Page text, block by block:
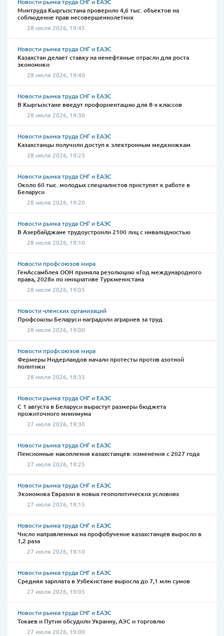
Минтруда Кыргызстана проверило 4,6 тыс. объектов на
соблюдение прав несовершеннолетних
28 июля 2026, 19:45
Новости рынка труда СНГ и ЕАЭС
Казахстан делает ставку на ненефтяные отрасли для роста
экономики
28 июля 2026, 19:40
Новости рынка труда СНГ и ЕАЭС
В Кыргызстане введут профориентацию для 8-х классов
28 июля 2026, 19:30
Новости рынка труда СНГ и ЕАЭС
Казахстанцы получили доступ к электронным медкнижкам
28 июля 2026, 19:25
Новости рынка труда СНГ и ЕАЭС
Около 60 тыс. молодых специалистов приступят к работе в
Беларуси
28 июля 2026, 19:20
Новости рынка труда СНГ и ЕАЭС
В Азербайджане трудоустроили 2100 лиц с инвалидностью
28 июля 2026, 19:10
Новости профсоюзов мира
ГенАссамблея ООН приняла резолюцию «Год международного
права, 2028» по инициативе Туркменистана
28 июля 2026, 19:05
Новости членских организаций
Профсоюзы Беларуси наградили аграриев за труд
28 июля 2026, 19:00
Новости профсоюзов мира
Фермеры Нидерландов начали протесты против азотной
политики
28 июля 2026, 18:35
Новости рынка труда СНГ и ЕАЭС
С 1 августа в Беларуси вырастут размеры бюджета
прожиточного минимума
27 июля 2026, 19:30
Новости рынка труда СНГ и ЕАЭС
Пенсионные накопления казахстанцев: изменения с 2027 года
27 июля 2026, 19:25
Новости рынка труда СНГ и ЕАЭС
Экономика Евразии в новых геополитических условиях
27 июля 2026, 19:15
Новости рынка труда СНГ и ЕАЭС
Число направленных на профобучение казахстанцев выросло в
1,2 раза
27 июля 2026, 19:10
Новости рынка труда СНГ и ЕАЭС
Средняя зарплата в Узбекистане выросла до 7,1 млн сумов
27 июля 2026, 19:05
Новости рынка труда СНГ и ЕАЭС
Токаев и Путин обсудили Украину, АЭС и торговлю
27 июля 2026, 19:00